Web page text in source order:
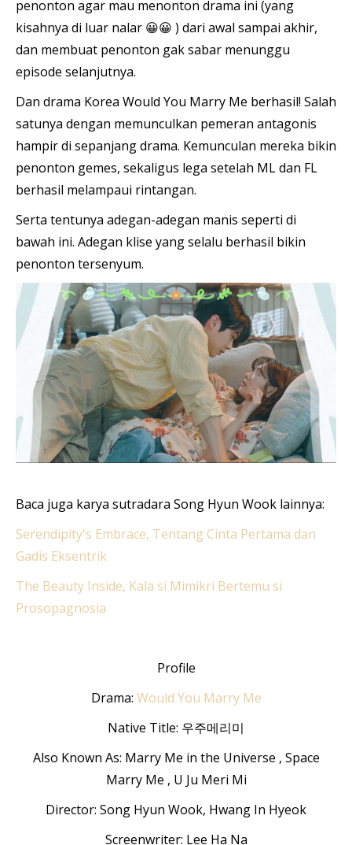
penonton agar mau menonton drama ini (yang
kisahnya di luar nalar 😀😀 ) dari awal sampai akhir,
dan membuat penonton gak sabar menunggu
episode selanjutnya.
Dan drama Korea Would You Marry Me berhasil! Salah
satunya dengan memunculkan pemeran antagonis
hampir di sepanjang drama. Kemunculan mereka bikin
penonton gemes, sekaligus lega setelah ML dan FL
berhasil melampaui rintangan.
Serta tentunya adegan-adegan manis seperti di
bawah ini. Adegan klise yang selalu berhasil bikin
penonton tersenyum.
Baca juga karya sutradara Song Hyun Wook lainnya:
Serendipity's Embrace, Tentang Cinta Pertama dan
Gadis Eksentrik
The Beauty Inside, Kala si Mimikri Bertemu si
Prosopagnosia
Profile
Drama: Would You Marry Me
Native Title: 우주메리미
Also Known As: Marry Me in the Universe , Space
Marry Me , U Ju Meri Mi
Director: Song Hyun Wook, Hwang In Hyeok
Screenwriter: Lee Ha Na